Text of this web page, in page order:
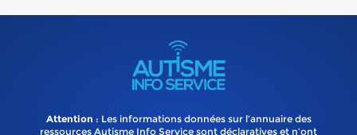
Attention : Les informations données sur l’annuaire des
ressources Autisme Info Service sont déclaratives et n’ont